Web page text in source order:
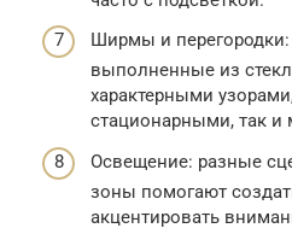
Ширмы и
выполненные из
характерными
стационарными, так
Освещение: разные
зоны помогают
акцентировать